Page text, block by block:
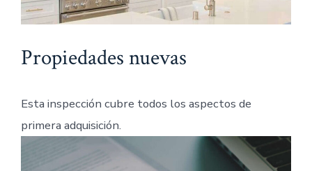
Propiedades nuevas
Esta inspección cubre todos los aspectos de
primera adquisición.